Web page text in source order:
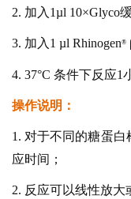
2. 加入1µl 10×Glyco
3. 加入1 µl Rhinogen®
4. 37°C 条件下反应1
操作说明：
1. 对于不同的糖蛋
应时间；
2. 反应可以线性放大